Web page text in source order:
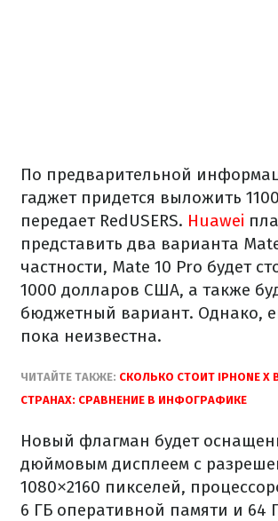
По предварительной
гаджет придется выложить
передает RedUSERS. Huawei
представить два варианта
частности, Mate 10 Pro будет
1000 долларов США, а также
бюджетный вариант. Однако,
пока неизвестна.
ЧИТАЙТЕ ТАКЖЕ: СКОЛЬКО СТОИТ IPHONE X
СТРАНАХ: СРАВНЕНИЕ В ИНФОГРАФИКЕ
Новый флагман будет
дюймовым дисплеем с
1080×2160 пикселей,
6 ГБ оперативной памяти и 64